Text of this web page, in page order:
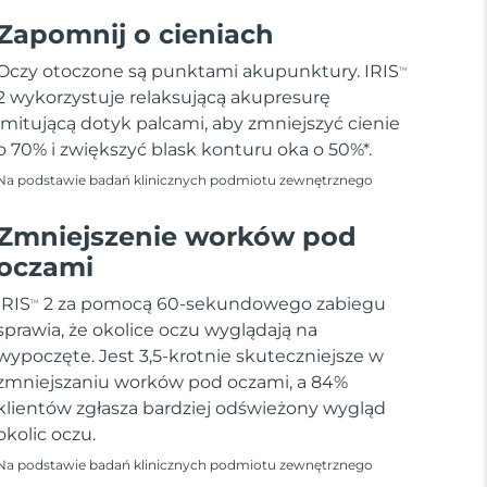
o cieniach
otoczone są punktami akupunktury. IRISTM
wykorzystuje relaksującą akupresurę
dotyk palcami, aby zmniejszyć cienie
70% i zwiększyć blask konturu oka o 50%*.
podstawie badań klinicznych podmiotu zewnętrznego
worków pod
TM
2 za pomocą 60-sekundowego zabiegu
że okolice oczu wyglądają na
Jest 3,5-krotnie skuteczniejsze w
worków pod oczami, a 84%
zgłasza bardziej odświeżony wygląd
oczu.
podstawie badań klinicznych podmiotu zewnętrznego